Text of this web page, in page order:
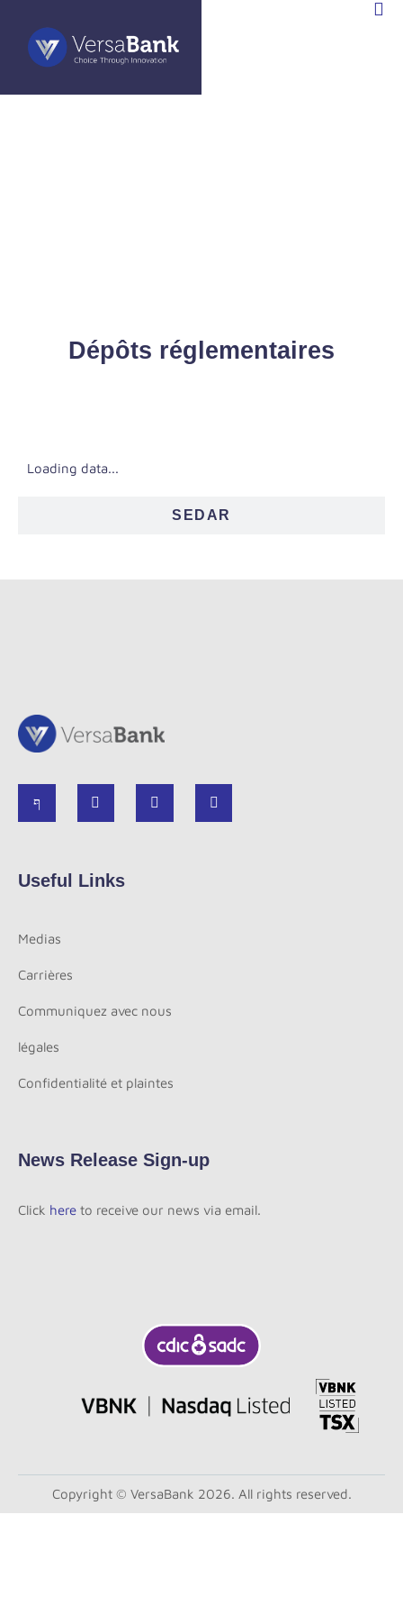
EN
Dépôts réglementaires
SEDAR
Loading data...
Useful Links
Medias
Carrières
Communiquez avec nous
légales
Confidentialité et plaintes
News Release Sign-up
Click here to receive our news via email.
Copyright © VersaBank 2026. All rights reserved.